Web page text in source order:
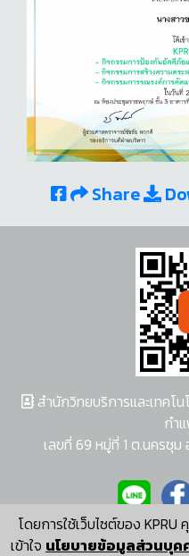
Share
โดยการใช้เว็บไซต์ของ
เข้าใจ นโยบายข้อมูลส่วนบุค
สำนักวิทยบริการและเทคโ
กำ
เลขที่ 69 หมู่ที่ 1 ต.นครชุ
ผู้พัฒนาระบ